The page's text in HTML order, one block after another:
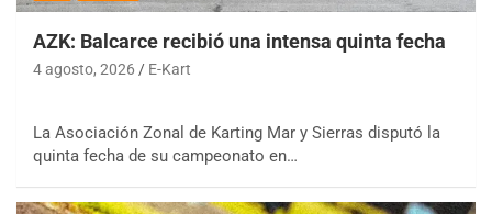
AZK: Balcarce recibió una intensa quinta fecha
4 agosto, 2026 E-Kart
La Asociación Zonal de Karting Mar y Sierras disputó la
quinta fecha de su campeonato en…